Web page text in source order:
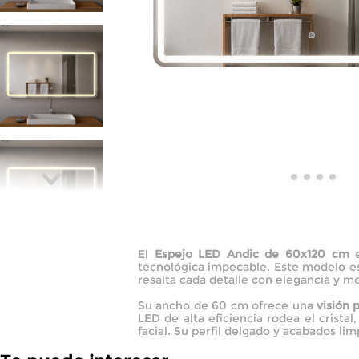
El Espejo LED Andic de 60x120 cm
tecnológica impecable. Este modelo
resalta cada detalle con elegancia y
Su ancho de 60 cm ofrece unavisión
LED de alta eficiencia rodea el
facial. Su perfil delgado y acabados